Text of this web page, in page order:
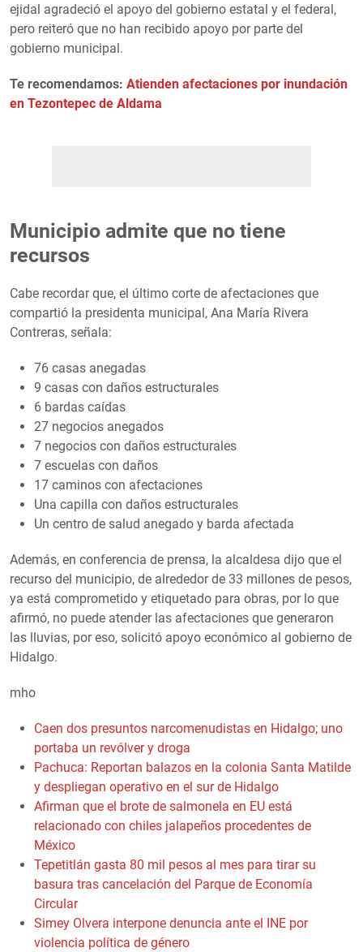
ejidal agradeció el apoyo del gobierno estatal y el federal,
pero reiteró que no han recibido apoyo por parte del
gobierno municipal.
Te recomendamos: Atienden afectaciones por inundación
en Tezontepec de Aldama
Municipio admite que no tiene
recursos
Cabe recordar que, el último corte de afectaciones que
compartió la presidenta municipal, Ana María Rivera
Contreras, señala:
76 casas anegadas
9 casas con daños estructurales
6 bardas caídas
27 negocios anegados
7 negocios con daños estructurales
7 escuelas con daños
17 caminos con afectaciones
Una capilla con daños estructurales
Un centro de salud anegado y barda afectada
Además, en conferencia de prensa, la alcaldesa dijo que el
recurso del municipio, de alrededor de 33 millones de pesos,
ya está comprometido y etiquetado para obras, por lo que
afirmó, no puede atender las afectaciones que generaron
las lluvias, por eso, solicitó apoyo económico al gobierno de
Hidalgo.
mho
Caen dos presuntos narcomenudistas en Hidalgo; uno
portaba un revólver y droga
Pachuca: Reportan balazos en la colonia Santa Matilde
y despliegan operativo en el sur de Hidalgo
Afirman que el brote de salmonela en EU está
relacionado con chiles jalapeños procedentes de
México
Tepetitlán gasta 80 mil pesos al mes para tirar su
basura tras cancelación del Parque de Economía
Circular
Simey Olvera interpone denuncia ante el INE por
violencia política de género